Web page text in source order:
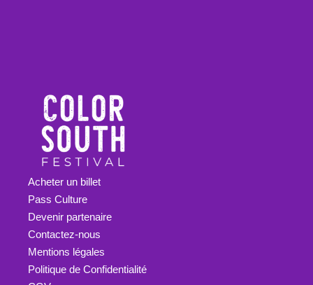
Acheter un billet
Pass Culture
Devenir partenaire
Contactez-nous
Mentions légales
Politique de Confidentialité